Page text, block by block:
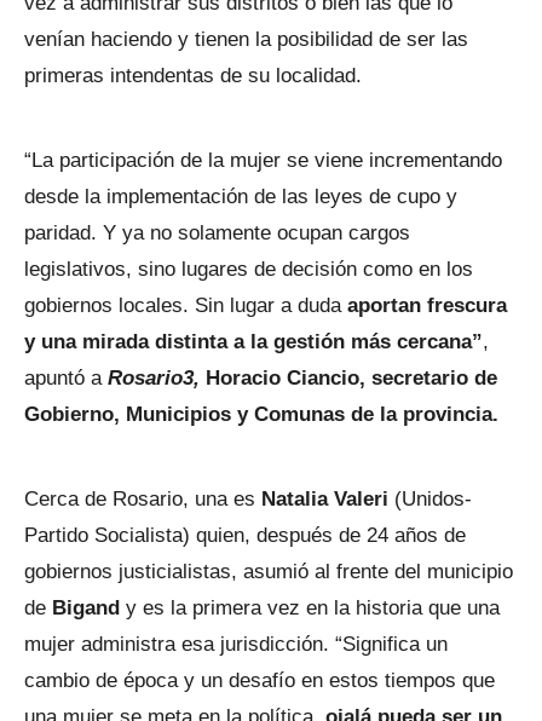
venían haciendo y tienen la posibilidad de ser las
primeras intendentas de su localidad.
“La participación de la mujer se viene incrementando
desde la implementación de las leyes de cupo y
paridad. Y ya no solamente ocupan cargos
legislativos, sino lugares de decisión como en los
gobiernos locales. Sin lugar a duda aportan frescura
y una mirada distinta a la gestión más cercana”,
apuntó a Rosario3, Horacio Ciancio, secretario de
Gobierno, Municipios y Comunas de la provincia.
Cerca de Rosario, una es Natalia Valeri (Unidos-
Partido Socialista) quien, después de 24 años de
gobiernos justicialistas, asumió al frente del municipio
de Bigand y es la primera vez en la historia que una
mujer administra esa jurisdicción. “Significa un
cambio de época y un desafío en estos tiempos que